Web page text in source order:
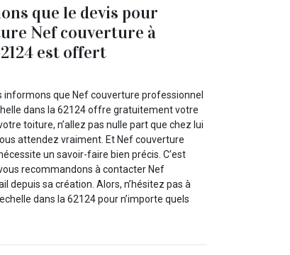
que le devis pour
Nef couverture à
est offert
informons que Nef couverture professionnel
dans la 62124 offre gratuitement votre
toiture, n’allez pas nulle part que chez lui
attendez vraiment. Et Nef couverture
un savoir-faire bien précis. C’est
recommandons à contacter Nef
depuis sa création. Alors, n’hésitez pas à
dans la 62124 pour n’importe quels